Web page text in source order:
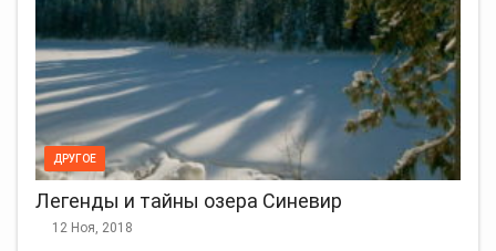
ДРУГОЕ
Легенды и тайны озера Синевир
12 Ноя, 2018